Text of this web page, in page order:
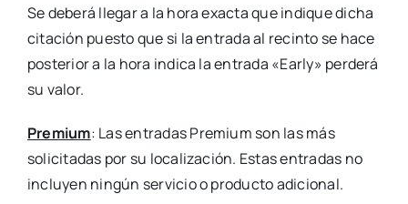
Se deberá llegar a la hora exacta que indique dicha
citación puesto que si la entrada al recinto se hace
posterior a la hora indica la entrada «Early» perderá
su valor.
Premium: Las entradas Premium son las más
solicitadas por su localización. Estas entradas no
incluyen ningún servicio o producto adicional.